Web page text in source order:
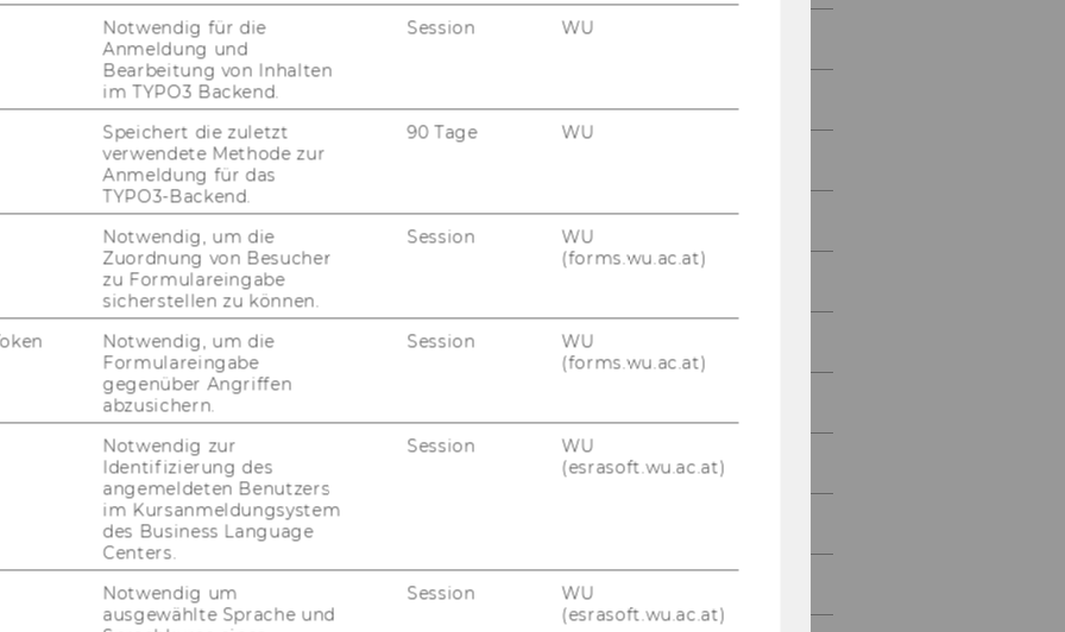
or on Ap­point­ment
of Ar­ti­fi­cial In­tel­li­gence, with a par­ti­cu­lar
(know­ledge graphs, Gra­phRAG and
their prac­ti­cal use in a wide range of ap­p­l
skills matching, re­se­arch eco­sys­
WU Re­se­arch da­ta­ba­se
Fajar J. Ekaputra
Shahrom Hosseini Sohi
Hanna Kern
Majlinda Llugiqi
Alexander Prock
Notwendig für die
Anmeldung und
Bearbeitung von Inhalten
im TYPO3 Backend.
Session WU
Speichert die zuletzt
verwendete Methode zur
Anmeldung für das
TYPO3-Backend.
90 Tage WU
Notwendig, um die
Zuordnung von Besucher
zu Formulareingabe
sicherstellen zu können.
Session
WU
(forms.wu.ac.at)
Notwendig, um die
Formulareingabe
gegenüber Angriffen
abzusichern.
Session
WU
(forms.wu.ac.at)
Notwendig zur
Identifizierung des
angemeldeten Benutzers
im Kursanmeldungsystem
des Business Language
Centers.
Session
WU
(esrasoft.wu.ac.at)
Notwendig um
ausgewählte Sprache und
Session
WU
(esrasoft.wu.ac.at)